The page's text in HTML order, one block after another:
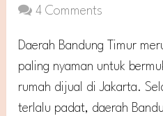
4 Comments
Daerah Bandung Timur
paling nyaman untuk
rumah dijual di Jakarta.
terlalu padat, daerah